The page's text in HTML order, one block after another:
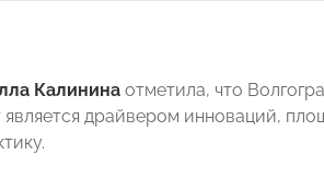
Калинина отметила, что
драйвером инноваций,